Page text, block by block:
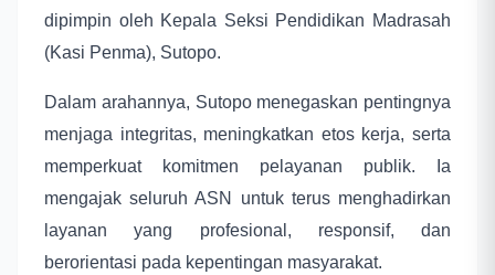
dipimpin oleh Kepala Seksi Pendidikan Madrasah
(Kasi Penma), Sutopo.
Dalam arahannya, Sutopo menegaskan pentingnya
menjaga integritas, meningkatkan etos kerja, serta
memperkuat komitmen pelayanan publik. Ia
mengajak seluruh ASN untuk terus menghadirkan
layanan yang profesional, responsif, dan
berorientasi pada kepentingan masyarakat.